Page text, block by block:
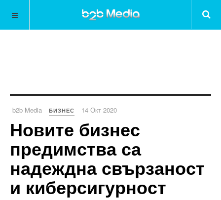
b2b Media БИЗНЕС 14 Окт 2020
Новите бизнес
предимства са
надеждна свързаност
и киберсигурност